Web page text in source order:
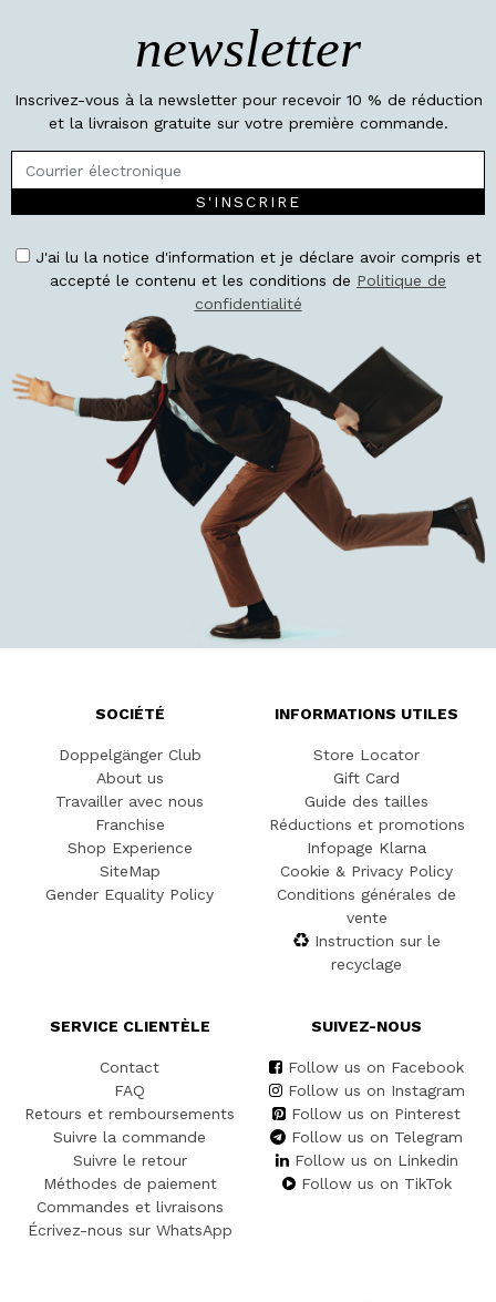
newsletter
Inscrivez-vous à la newsletter pour recevoir 10 % de réduction
et la livraison gratuite sur votre première commande.
S'INSCRIRE
J'ai lu la notice d'information et je déclare avoir compris et
accepté le contenu et les conditions de Politique de
confidentialité
SOCIÉTÉ
Doppelgänger Club
About us
Travailler avec nous
Franchise
Shop Experience
SiteMap
Gender Equality Policy
INFORMATIONS UTILES
Store Locator
Gift Card
Guide des tailles
Réductions et promotions
Infopage Klarna
Cookie & Privacy Policy
Conditions générales de
vente
Instruction sur le
recyclage
SERVICE CLIENTÈLE
Contact
FAQ
Retours et remboursements
Suivre la commande
Suivre le retour
Méthodes de paiement
Commandes et livraisons
Écrivez-nous sur WhatsApp
SUIVEZ-NOUS
Follow us on Facebook
Follow us on Instagram
Follow us on Pinterest
Follow us on Telegram
Follow us on Linkedin
Follow us on TikTok